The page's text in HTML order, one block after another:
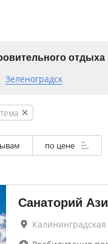
отдыха
Зеленоградск
по цене
Санаторий
Калининградская